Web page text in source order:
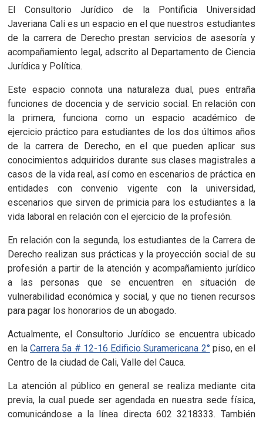
El Consultorio Jurídico de la Pontificia Universidad
Javeriana Cali es un espacio en el que nuestros estudiantes
de la carrera de Derecho prestan servicios de asesoría y
acompañamiento legal, adscrito al Departamento de Ciencia
Jurídica y Política.
Este espacio connota una naturaleza dual, pues entraña
funciones de docencia y de servicio social. En relación con
la primera, funciona como un espacio académico de
ejercicio práctico para estudiantes de los dos últimos años
de la carrera de Derecho, en el que pueden aplicar sus
conocimientos adquiridos durante sus clases magistrales a
casos de la vida real, así como en escenarios de práctica en
entidades con convenio vigente con la universidad,
escenarios que sirven de primicia para los estudiantes a la
vida laboral en relación con el ejercicio de la profesión.
En relación con la segunda, los estudiantes de la Carrera de
Derecho realizan sus prácticas y la proyección social de su
profesión a partir de la atención y acompañamiento jurídico
a las personas que se encuentren en situación de
vulnerabilidad económica y social, y que no tienen recursos
para pagar los honorarios de un abogado.
Actualmente, el Consultorio Jurídico se encuentra ubicado
en laCarrera 5a # 12-16 Edificio Suramericana 2° piso, en el
Centro de la ciudad de Cali, Valle del Cauca.
La atención al público en general se realiza mediante cita
previa, la cual puede ser agendada en nuestra sede física,
comunicándose a la línea directa 602 3218333. También